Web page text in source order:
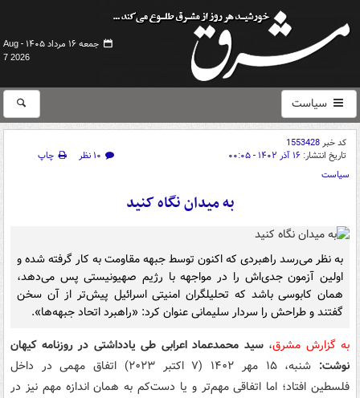
جمعه ۱۶ مرداد ۱۴۰۵ -
Aug
7 2026
سیاست
کد خبر1553428
تاریخ انتشار: ۱۶ آذر ۱۴۰۲ - ۰۰:۰۵ ۱۰ نظر
چاپ
سیاست
به میدان نگاه کنید
به نظر می‌رسد راهبردی که اکنون توسط جبهه مقاومت به کار گرفته شده و
اولین آزمون جدی‌اش را در مواجهه با رژیم صهیونیستی پس می‌دهد،
همان کابوسی باشد که تحلیلگران امنیتی اسرائیل پیش‌تر از آن سخن
گفتند و طراحش را سردار سلیمانی عنوان کرد: «راهبرد اتحاد جبهه‌ها».
به گزارش مشرق، سید محمدعماد اعرابی طی یادداشتی در روزنامه کیهان
نوشت:
شنبه، ۱۵ مهر ۱۴۰۲ (۷ اکتبر ۲۰۲۳) اتفاق مهمی در داخل
فلسطین افتاد؛ اما اتفاقی مهم‌تر و یا دست‌کم به همان اندازه مهم نیز در